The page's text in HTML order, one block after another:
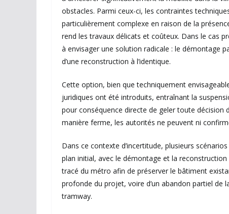
obstacles. Parmi ceux-ci, les contraintes
particulièrement complexe en raison de la
rend les travaux délicats et coûteux. Dans le cas
à envisager une solution radicale : le démontage
d’une reconstruction à l’identique.
Cette option, bien que techniquement
juridiques ont été introduits, entraînant la
pour conséquence directe de geler toute décision
manière ferme, les autorités ne peuvent ni
Dans ce contexte d’incertitude, plusieurs
plan initial, avec le démontage et la
tracé du métro afin de préserver le bâtiment
profonde du projet, voire d’un abandon partiel de
tramway.